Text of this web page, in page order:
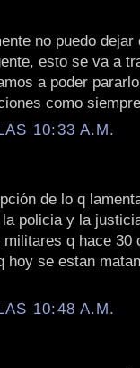
no puedo
esto se va a
a poder
como
10:33 A.M.
de lo q
policia y la
q hace 30
hoy se estan
10:48 A.M.